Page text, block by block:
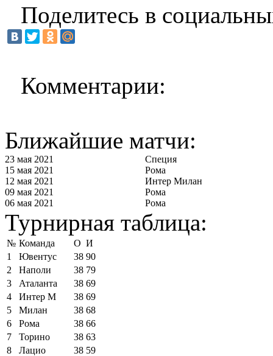
Поделитесь в
Комментарии:
Ближайшие матчи:
23 мая 2021
Специя
15 мая 2021
Рома
12 мая 2021
Интер Милан
09 мая 2021
Рома
06 мая 2021
Рома
Турнирная таблица:
№ Команда О И
1
Ювентус 38 90
2
Наполи 38 79
3
Аталанта 38 69
4
Интер М 38 69
5
Милан 38 68
6
Рома 38 66
7
Торино 38 63
8
Лацио 38 59